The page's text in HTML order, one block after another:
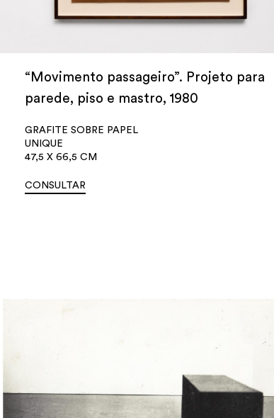
“Movimento passageiro”. Projeto para
parede, piso e mastro, 1980
GRAFITE SOBRE PAPEL
UNIQUE
47,5 X 66,5 CM
CONSULTAR